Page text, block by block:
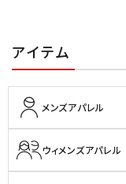
アイテム
メンズアパレル
ウィメンズアパレル